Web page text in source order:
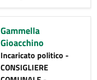
Gammella
Gioacchino
Incaricato politico -
CONSIGLIERE